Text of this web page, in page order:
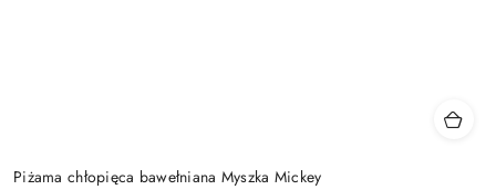
Piżama chłopięca bawełniana Myszka Mickey